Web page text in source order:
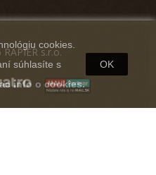
cookies.
súhlasíte s
info o cookies.
OK
s.r.o.